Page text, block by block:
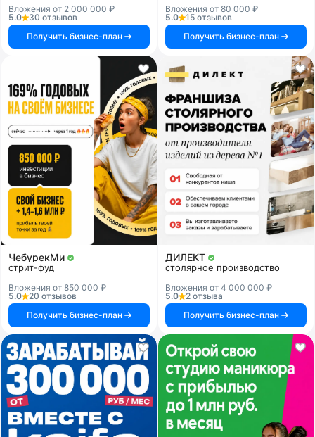
Вложения от 2 000 000 ₽
5.0
30 отзывов
Получить бизнес-план
Вложения от 80 000 ₽
5.0
15 отзывов
Получить бизнес-план
ЧебурекМи
стрит-фуд
Вложения от 850 000 ₽
5.0
20 отзывов
Получить бизнес-план
ДИЛЕКТ
столярное производство
Вложения от 4 000 000 ₽
5.0
2 отзыва
Получить бизнес-план